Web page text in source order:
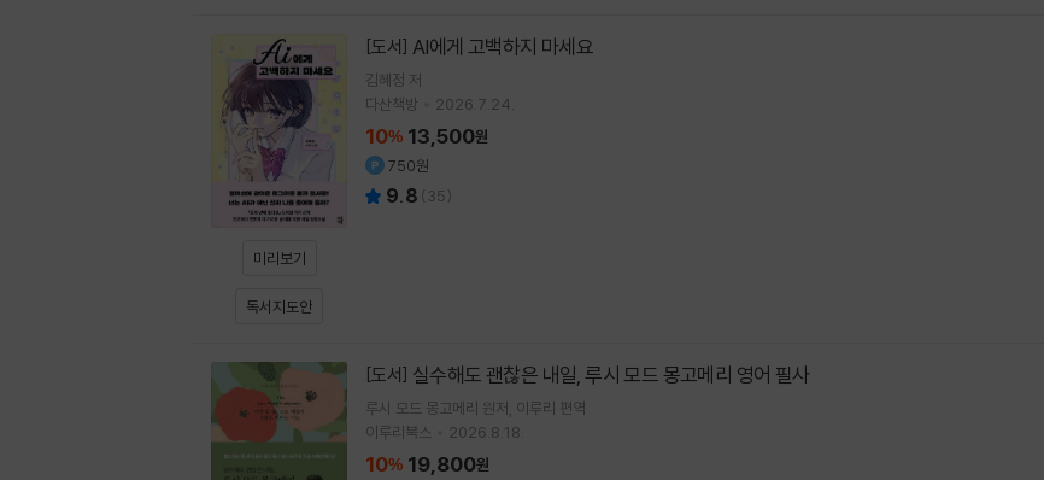
미리보기
독서지도안
[도서] AI에게 고백하지 마세요
김혜정 저
다산책방
2026.7.24.
10% 13,500원
750원
9.8 ( 35)
[도서] 실수해도 괜찮은 내일, 루시 모드 몽고메리 영어 필사
루시 모드 몽고메리 원저 이루리 편역
이루리북스
2026.8.18.
10% 19,800원